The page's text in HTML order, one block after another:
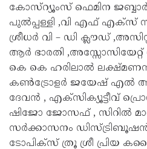
കോസ്റ്യൂംസ് ഫെമിന ജബ്ബാർ
പുൽപ്പള്ളി ,വി എഫ് എക്സ്
ശ്രീധർ വി – ഡി ക്ലൗഡ്
ആർ ഭാരതി
കെ കെ ഹരിലാൽ
കൺട്രോളർ ജയേഷ് എൽ ആർ
ദേവൻ , എക്സിക്യൂട്ടീവ്
ഷിജോ ജോസഫ് , സിറിൽ
സർക്കാസനം
ടോപിക്സ് ത്രൂ ശ്രീ പ്രിയ